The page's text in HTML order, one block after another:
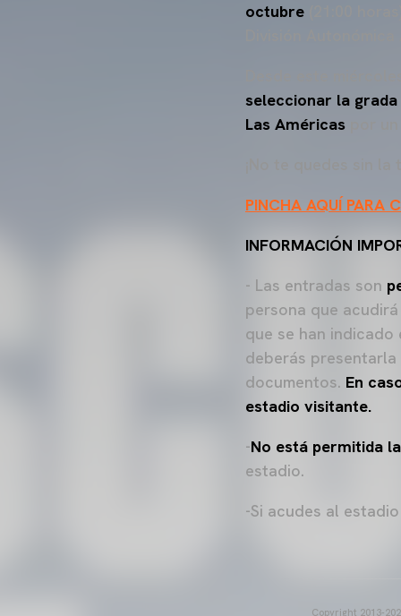
octubre
seleccionar la
Las Américas
PINCHA AQUÍ PARA
INFORMACIÓN
- Las entradas son
persona que
que se han
deberás
documentos. En
estadio visitante.
-No está permitida
estadio.
-Si acudes al
Copyright 2013-